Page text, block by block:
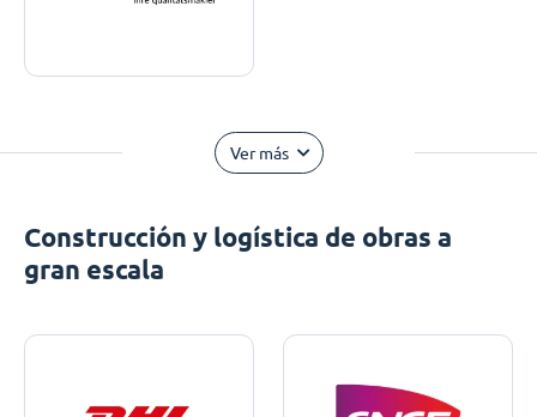
Ver más
Construcción y logística de obras a
gran escala